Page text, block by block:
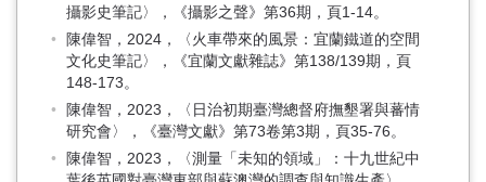
攝影史筆記〉，《攝影之聲》第36期，頁1-14。
陳偉智，2024，〈火車帶來的風景：宜蘭鐵道的空間
文化史筆記〉，《宜蘭文獻雜誌》第138/139期，頁
148-173。
陳偉智，2023，〈日治初期臺灣總督府撫墾署與蕃情
研究會〉，《臺灣文獻》第73卷第3期，頁35-76。
陳偉智，2023，〈測量「未知的領域」：十九世紀中